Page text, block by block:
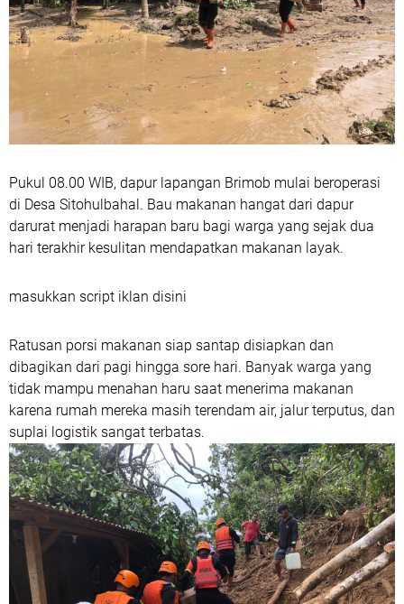
Pukul 08.00 WIB, dapur lapangan Brimob mulai beroperasi
di Desa Sitohulbahal. Bau makanan hangat dari dapur
darurat menjadi harapan baru bagi warga yang sejak dua
hari terakhir kesulitan mendapatkan makanan layak.
masukkan script iklan disini
Ratusan porsi makanan siap santap disiapkan dan
dibagikan dari pagi hingga sore hari. Banyak warga yang
tidak mampu menahan haru saat menerima makanan
karena rumah mereka masih terendam air, jalur terputus, dan
suplai logistik sangat terbatas.